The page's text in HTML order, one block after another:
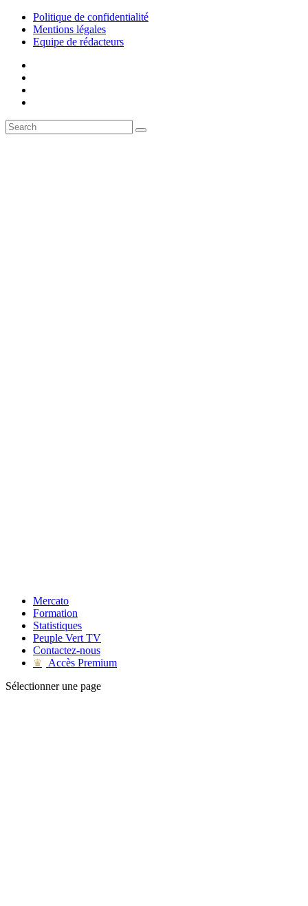
Politique de confidentialité
Mentions légales
Equipe de rédacteurs
Mercato
Formation
Statistiques
Peuple Vert TV
Contactez-nous
♛
Accès Premium
Sélectionner une page